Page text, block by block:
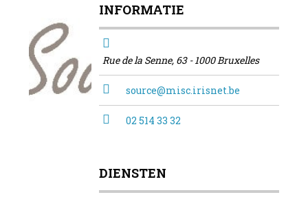
INFORMATIE
Rue de la Senne, 63 - 1000 Bruxelles
source@misc.irisnet.be
02 514 33 32
DIENSTEN